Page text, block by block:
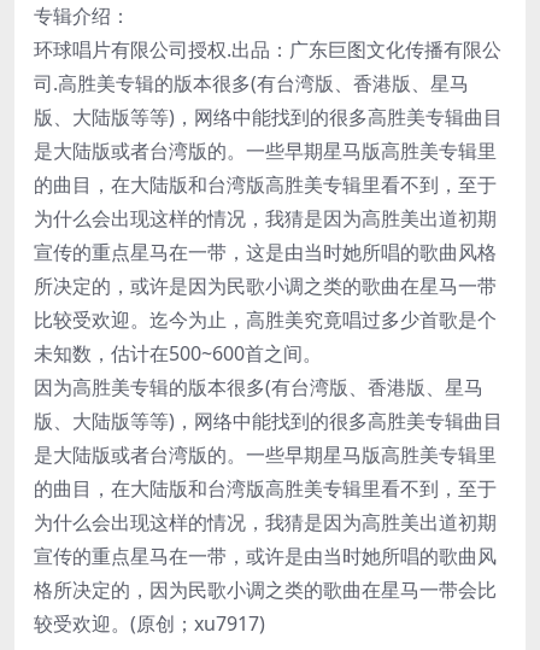
专辑介绍：
环球唱片有限公司授权.出品：广东巨图文化传播有限公
司.高胜美专辑的版本很多(有台湾版、香港版、星马
版、大陆版等等)，网络中能找到的很多高胜美专辑曲目
是大陆版或者台湾版的。一些早期星马版高胜美专辑里
的曲目，在大陆版和台湾版高胜美专辑里看不到，至于
为什么会出现这样的情况，我猜是因为高胜美出道初期
宣传的重点星马在一带，这是由当时她所唱的歌曲风格
所决定的，或许是因为民歌小调之类的歌曲在星马一带
比较受欢迎。迄今为止，高胜美究竟唱过多少首歌是个
未知数，估计在500~600首之间。
因为高胜美专辑的版本很多(有台湾版、香港版、星马
版、大陆版等等)，网络中能找到的很多高胜美专辑曲目
是大陆版或者台湾版的。一些早期星马版高胜美专辑里
的曲目，在大陆版和台湾版高胜美专辑里看不到，至于
为什么会出现这样的情况，我猜是因为高胜美出道初期
宣传的重点星马在一带，或许是由当时她所唱的歌曲风
格所决定的，因为民歌小调之类的歌曲在星马一带会比
较受欢迎。(原创；xu7917)